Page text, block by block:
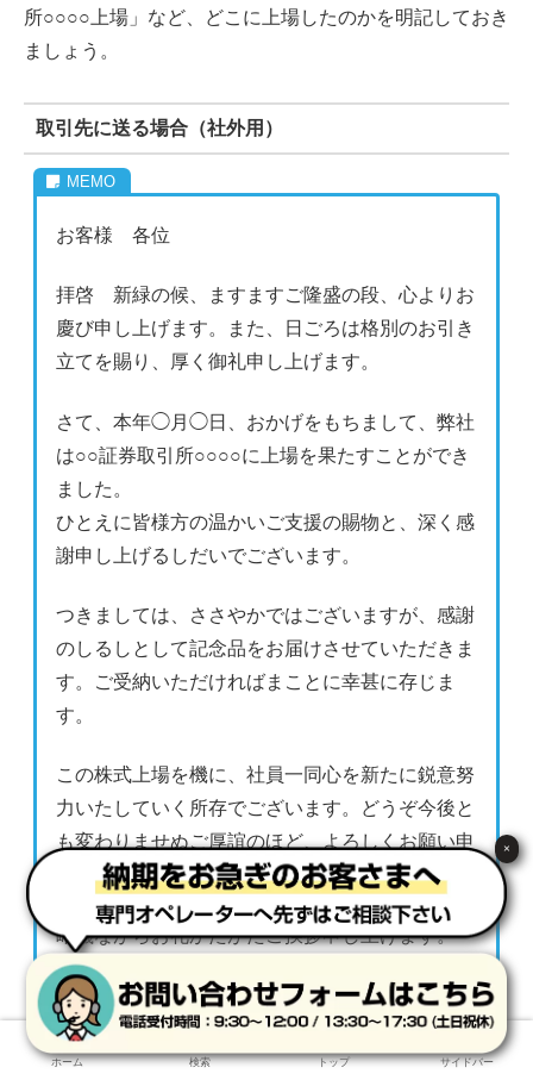
所○○○○上場」など、どこに上場したのかを明記しておき
ましょう。
取引先に送る場合（社外用）
お客様 各位
拝啓 新緑の候、ますますご隆盛の段、心よりお
慶び申し上げます。また、日ごろは格別のお引き
立てを賜り、厚く御礼申し上げます。
さて、本年◯月◯日、おかげをもちまして、弊社
は○○証券取引所○○○○に上場を果たすことができ
ました。
ひとえに皆様方の温かいご支援の賜物と、深く感
謝申し上げるしだいでございます。
つきましては、ささやかではございますが、感謝
のしるしとして記念品をお届けさせていただきま
す。ご受納いただければまことに幸甚に存じま
す。
この株式上場を機に、社員一同心を新たに鋭意努
力いたしていく所存でございます。どうぞ今後と
も変わりませぬご厚誼のほど、よろしくお願い申
し上げます。
略儀ながらお礼かたがたご挨拶申し上げます。
敬具
ホーム 検索 トップ サイドバー
×